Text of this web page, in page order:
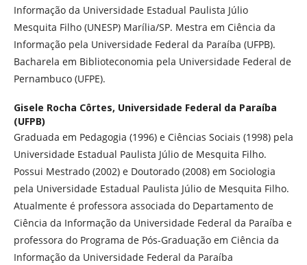
Informação da Universidade Estadual Paulista Júlio
Mesquita Filho (UNESP) Marília/SP. Mestra em Ciência da
Informação pela Universidade Federal da Paraíba (UFPB).
Bacharela em Biblioteconomia pela Universidade Federal de
Pernambuco (UFPE).
Gisele Rocha Côrtes, Universidade Federal da Paraíba
(UFPB)
Graduada em Pedagogia (1996) e Ciências Sociais (1998) pela
Universidade Estadual Paulista Júlio de Mesquita Filho.
Possui Mestrado (2002) e Doutorado (2008) em Sociologia
pela Universidade Estadual Paulista Júlio de Mesquita Filho.
Atualmente é professora associada do Departamento de
Ciência da Informação da Universidade Federal da Paraíba e
professora do Programa de Pós-Graduação em Ciência da
Informação da Universidade Federal da Paraíba